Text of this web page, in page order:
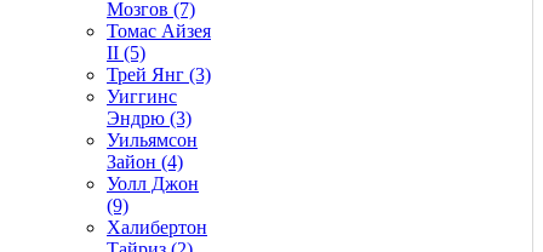
Мозгов (7)
Томас Айзея
II (5)
Трей Янг (3)
Уиггинс
Эндрю (3)
Уильямсон
Зайон (4)
Уолл Джон
(9)
Халибертон